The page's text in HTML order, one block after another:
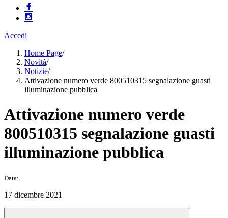
Accedi
Home Page/
Novità/
Notizie/
Attivazione numero verde 800510315 segnalazione guasti
illuminazione pubblica
Attivazione numero verde
800510315 segnalazione guasti
illuminazione pubblica
Data:
17 dicembre 2021